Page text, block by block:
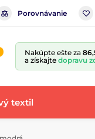
Porovnávanie
Nakúpte ešte za
a získajte dopravu
textil